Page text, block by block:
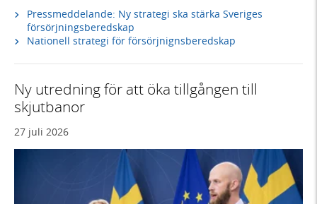
Pressmeddelande: Ny strategi ska stärka Sveriges
försörjningsberedskap
Nationell strategi för försörjnignsberedskap
Ny utredning för att öka tillgången till
skjutbanor
27 juli 2026